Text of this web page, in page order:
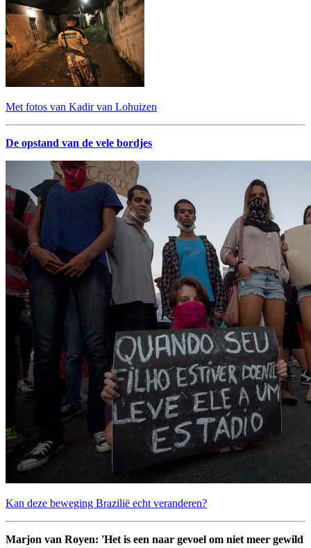
Met fotos van Kadir van Lohuizen
De opstand van de vele bordjes
Kan deze beweging Brazilië echt veranderen?
Marjon van Royen: 'Het is een naar gevoel om niet meer gewild